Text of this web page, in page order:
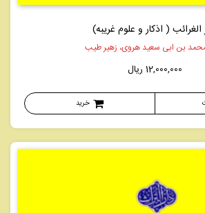
( اذکار و علوم غریبه)
بن ابی سعید هروی، زهیر طیب
12,000,000 ریال
خرید